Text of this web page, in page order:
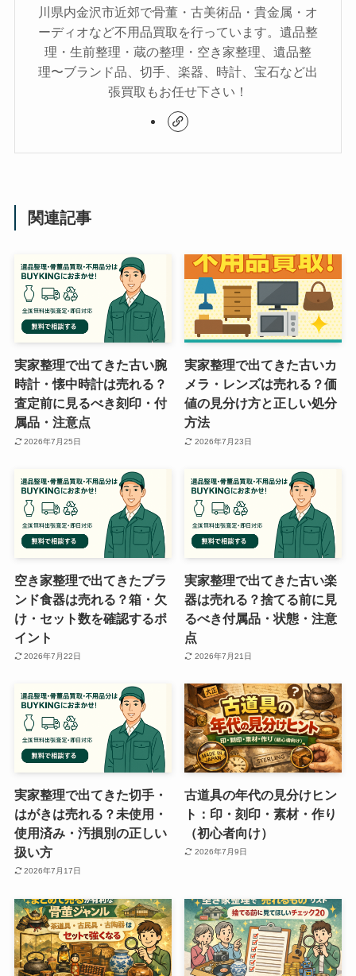
川県内金沢市近郊で骨董・古美術品・貴金属・オ
ーディオなど不用品買取を行っています。遺品整
理・生前整理・蔵の整理・空き家整理、遺品整
理〜ブランド品、切手、楽器、時計、宝石など出
張買取もお任せ下さい！
関連記事
実家整理で出てきた古い腕
時計・懐中時計は売れる？
査定前に見るべき刻印・付
属品・注意点
2026年7月25日
実家整理で出てきた古いカ
メラ・レンズは売れる？価
値の見分け方と正しい処分
方法
2026年7月23日
空き家整理で出てきたブラ
ンド食器は売れる？箱・欠
け・セット数を確認するポ
イント
2026年7月22日
実家整理で出てきた古い楽
器は売れる？捨てる前に見
るべき付属品・状態・注意
点
2026年7月21日
実家整理で出てきた切手・
はがきは売れる？未使用・
使用済み・汚損別の正しい
扱い方
2026年7月17日
古道具の年代の見分けヒン
ト：印・刻印・素材・作り
（初心者向け）
2026年7月9日